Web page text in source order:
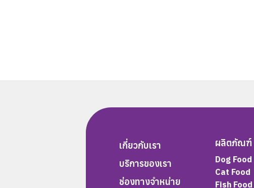
เกี่ยวกับเรา
บริการของเรา
ช่องทางจำหน่าย
ผลิตภัณฑ์
Dog Food
Cat Food
Fish Food